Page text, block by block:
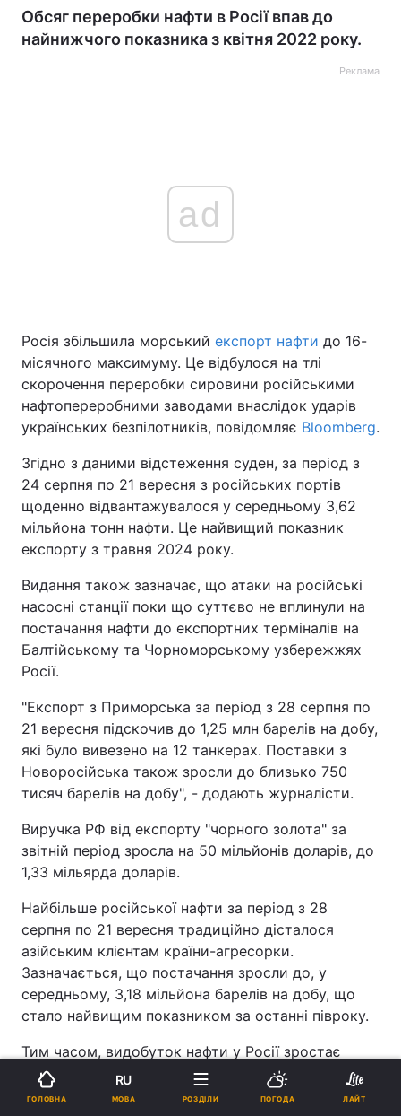
Обсяг переробки нафти в Росії впав до
найнижчого показника з квітня 2022 року.
Реклама
ad
Росія збільшила морський експорт нафти до 16-
місячного максимуму. Це відбулося на тлі
скорочення переробки сировини російськими
нафтопереробними заводами внаслідок ударів
українських безпілотників, повідомляє Bloomberg.
Згідно з даними відстеження суден, за період з
24 серпня по 21 вересня з російських портів
щоденно відвантажувалося у середньому 3,62
мільйона тонн нафти. Це найвищий показник
експорту з травня 2024 року.
Видання також зазначає, що атаки на російські
насосні станції поки що суттєво не вплинули на
постачання нафти до експортних терміналів на
Балтійському та Чорноморському узбережжях
Росії.
"Експорт з Приморська за період з 28 серпня по
21 вересня підскочив до 1,25 млн барелів на добу,
які було вивезено на 12 танкерах. Поставки з
Новоросійська також зросли до близько 750
тисяч барелів на добу", - додають журналісти.
Виручка РФ від експорту "чорного золота" за
звітній період зросла на 50 мільйонів доларів, до
1,33 мільярда доларів.
Найбільше російської нафти за період з 28
серпня по 21 вересня традиційно дісталося
азійським клієнтам країни-агресорки.
Зазначається, що постачання зросли до, у
середньому, 3,18 мільйона барелів на добу, що
стало найвищим показником за останні півроку.
Тим часом, видобуток нафти у Росії зростає
після досягнення угоди ОПЕК+, яка передбачає
збільшення квоти на видобуток російської
ГОЛОВНА
RU
МОВА РОЗДІЛИ ПОГОДА ЛАЙТ